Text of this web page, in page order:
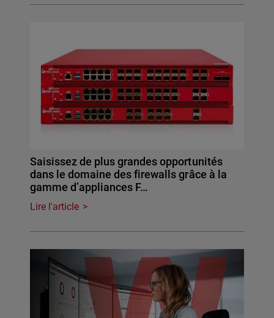
Saisissez de plus grandes opportunités
dans le domaine des firewalls grâce à la
gamme d’appliances F…
Lire l'article